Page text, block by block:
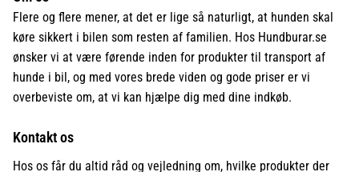
Flere og flere mener, at det er lige så naturligt, at hunden skal
køre sikkert i bilen som resten af familien. Hos Hundburar.se
ønsker vi at være førende inden for produkter til transport af
hunde i bil, og med vores brede viden og gode priser er vi
overbeviste om, at vi kan hjælpe dig med dine indkøb.
Kontakt os
Hos os får du altid råd og vejledning om, hvilke produkter der